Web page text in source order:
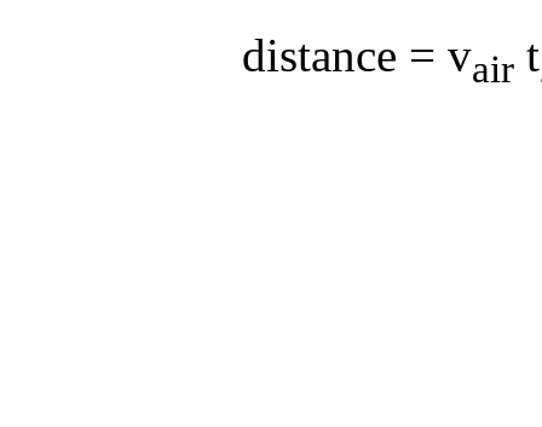
distance = vair t